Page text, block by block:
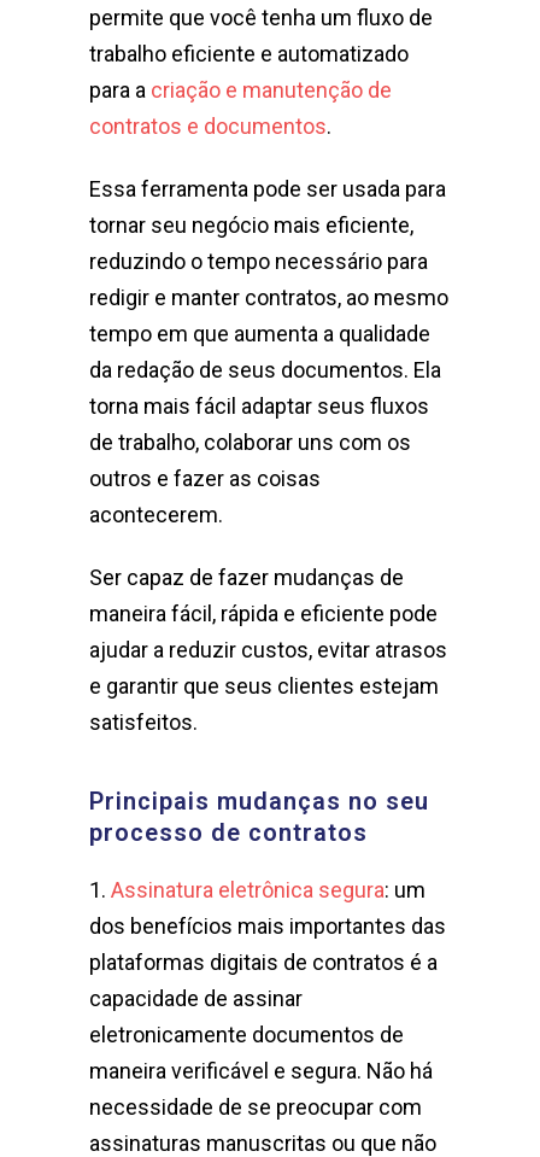
permite que você tenha um fluxo de
trabalho eficiente e automatizado
para a criação e manutenção de
contratos e documentos.
Essa ferramenta pode ser usada para
tornar seu negócio mais eficiente,
reduzindo o tempo necessário para
redigir e manter contratos, ao mesmo
tempo em que aumenta a qualidade
da redação de seus documentos. Ela
torna mais fácil adaptar seus fluxos
de trabalho, colaborar uns com os
outros e fazer as coisas
acontecerem.
Ser capaz de fazer mudanças de
maneira fácil, rápida e eficiente pode
ajudar a reduzir custos, evitar atrasos
e garantir que seus clientes estejam
satisfeitos.
Principais mudanças no seu
processo de contratos
1. Assinatura eletrônica segura: um
dos benefícios mais importantes das
plataformas digitais de contratos é a
capacidade de assinar
eletronicamente documentos de
maneira verificável e segura. Não há
necessidade de se preocupar com
assinaturas manuscritas ou que não